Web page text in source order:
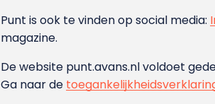
Punt is ook te vinden op social media:
magazine.
De website punt.avans.nl voldoet
Ga naar de